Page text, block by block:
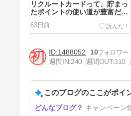
リクルートカードって、貯まっ
たポイントの使い道が豊富だか
ら好き❣
63日前
【2026年1月12日まで】イオン
カード、新規入会+利用+登録
1488052
10
週間IN:240 週間OUT:310
このブログのここがポイ
キャンペーン